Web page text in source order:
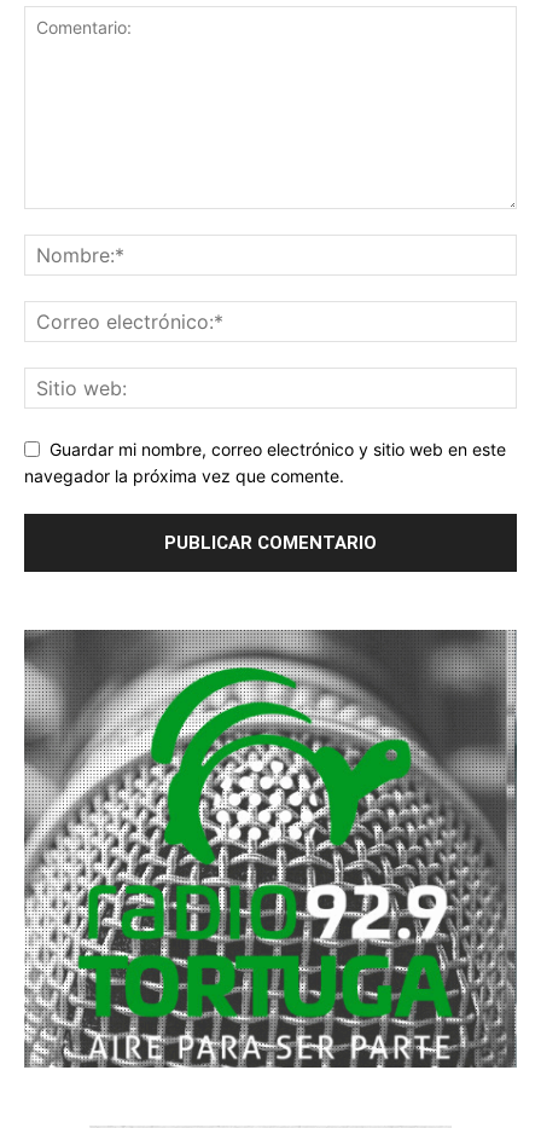
Guardar mi nombre, correo electrónico y sitio web en este
navegador la próxima vez que comente.